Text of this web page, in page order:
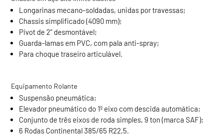
Longarinas mecano-soldadas, unidas por travessas;
Chassis simplificado (4090 mm);
Pivot de 2” desmontável;
Guarda-lamas em PVC, com pala anti-spray;
Para choque traseiro articulável.
Equipamento Rolante
Suspensão pneumática;
Elevador pneumático do 1º eixo com descida automática;
Conjunto de três eixos de roda simples, 9 ton (marca SAF);
6 Rodas Continental 385/65 R22,5.